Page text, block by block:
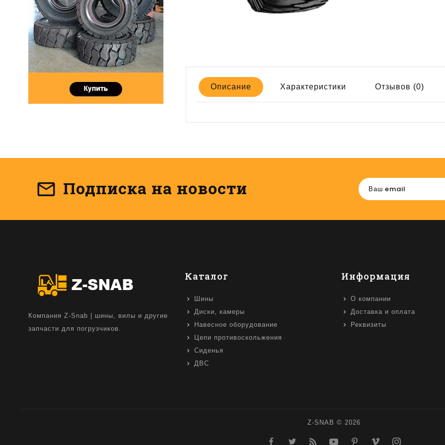
Описание Характеристики Отзывов (0)
Подписка на новости
Компания Z-Snab | шины, вилы и другие
запчасти для погрузчиков.
Каталог
Шины
Диски, камеры
Навесное оборудование
Цепи противоскольжения
Сиденья
ДВС
Информация
О компании
Доставка и оплата
Реквизиты
Z-SNAB © 2026